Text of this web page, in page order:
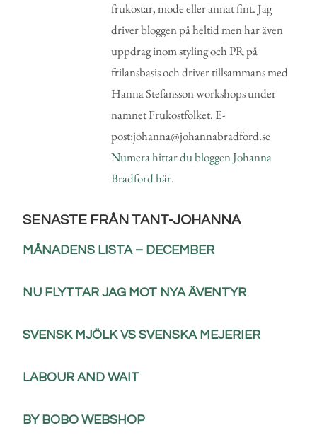
frukostar, mode eller annat fint. Jag
driver bloggen på heltid men har även
uppdrag inom styling och PR på
frilansbasis och driver tillsammans med
Hanna Stefansson workshops under
namnet Frukostfolket. E-
post:johanna@johannabradford.se
Numera hittar du bloggen Johanna
Bradford här.
SENASTE FRÅN TANT-JOHANNA
MÅNADENS LISTA – DECEMBER
NU FLYTTAR JAG MOT NYA ÄVENTYR
SVENSK MJÖLK VS SVENSKA MEJERIER
LABOUR AND WAIT
BY BOBO WEBSHOP